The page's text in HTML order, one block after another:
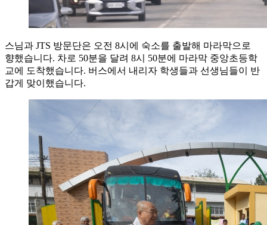
스님과 JTS 방문단은 오전 8시에 숙소를 출발해 마라막으로
향했습니다. 차로 50분을 달려 8시 50분에 마라막 중앙초등학
교에 도착했습니다. 버스에서 내리자 학생들과 선생님들이 반
갑게 맞이했습니다.